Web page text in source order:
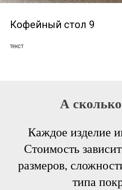
Кофейный стол 9
текст
А
Каждое изделие
Стоимость
размеров,
типа